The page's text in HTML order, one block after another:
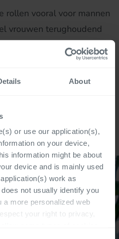
About
or use our application(s),
on your device,
information might be about
device and is mainly used
work as
not usually identify you
a more personalized web
your right to privacy,
rollen vooral voor mannen
vrouwen terughoudend
ik denk daar anders over.
mindset veel onbenut
verschilt mijn ervaring als
die van mijn mannelijke